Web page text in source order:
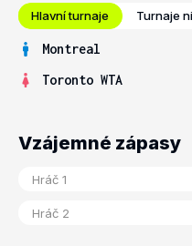
Hlavní turnaje Turnaje
Montreal
Toronto WTA
Vzájemné zápasy